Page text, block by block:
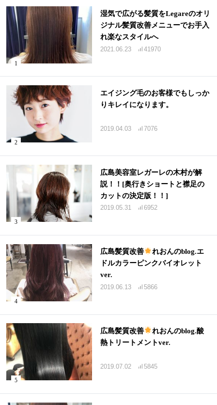
湿気で広がる髪質をLegareのオリ
ジナル髪質改善メニューでお手入
れ楽なスタイルへ
2021.06.23 41970
エイジング毛のお客様でもしっか
りキレイになります。
2019.04.03 7076
広島美容室レガーレの木村が解
説！！[奥行きショートと襟足の
カットの決定版！！]
2019.05.31 6952
広島髪質改善
れおんのblog.エ
ドルカラーピンクバイオレット
ver.
2019.06.13 5866
広島髪質改善
れおんのblog.酸
熱トリートメントver.
2019.07.02 5845